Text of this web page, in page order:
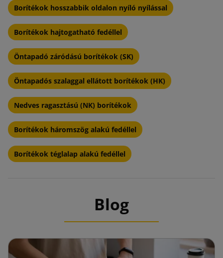
Borítékok hosszabbik oldalon nyíló nyílással
Borítékok hajtogatható fedéllel
Öntapadó záródású borítékok (SK)
Öntapadós szalaggal ellátott borítékok (HK)
Nedves ragasztású (NK) borítékok
Borítékok háromszög alakú fedéllel
Borítékok téglalap alakú fedéllel
Blog